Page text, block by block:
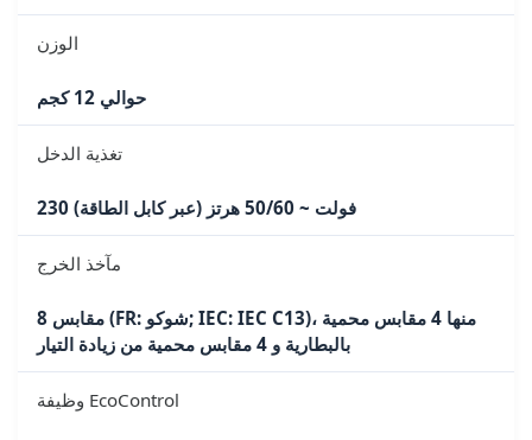
الوزن
حوالي 12 كجم
تغذية الدخل
230 فولت ~ 50/60 هرتز (عبر كابل الطاقة)
مآخذ الخرج
8 مقابس (FR: شوكو; IEC: IEC C13)، منها 4 مقابس محمية
بالبطارية و 4 مقابس محمية من زيادة التيار
وظيفة EcoControl